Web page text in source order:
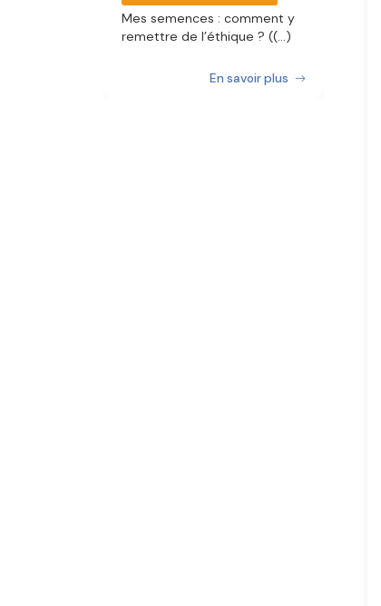
Mes semences : comment y
remettre de l’éthique ? ((...)
En savoir plus